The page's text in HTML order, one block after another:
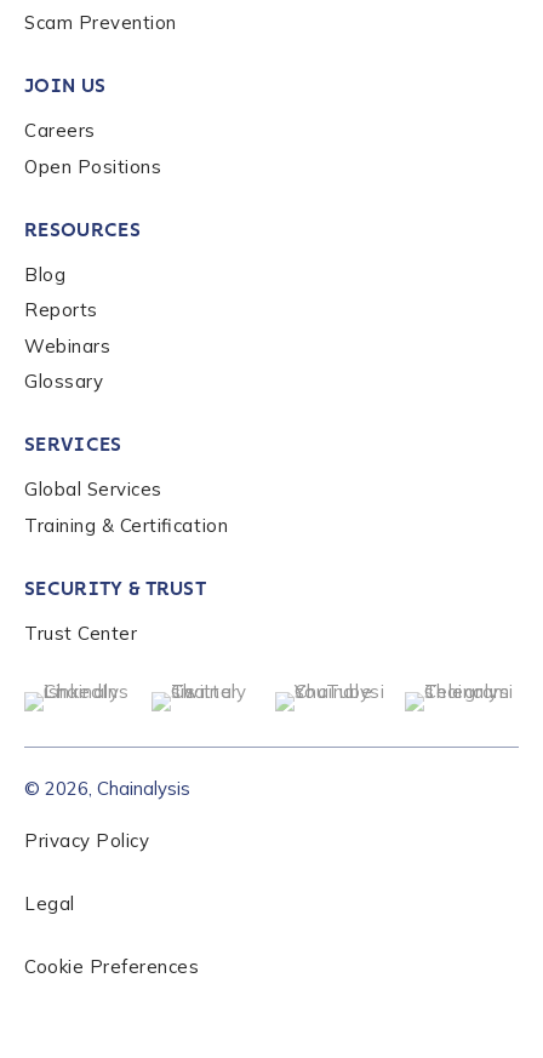
*
Phone Number
Role Level
How did you hear about us?
to send you information on Chainalysis products,
be handled in accordance with theChainalysis
privacy policy
Scam Prevention
JOIN US
Careers
Open Positions
RESOURCES
Blog
Reports
Webinars
Glossary
SERVICES
Global Services
Training & Certification
SECURITY & TRUST
Trust Center
© 2026, Chainalysis
Privacy Policy
Legal
Cookie Preferences